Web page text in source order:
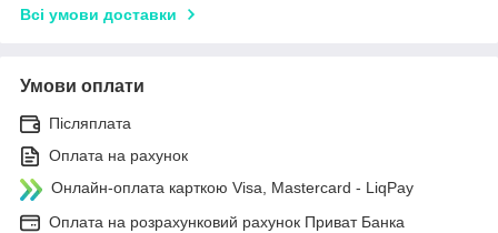
Всі умови доставки
Умови оплати
Післяплата
Оплата на рахунок
Онлайн-оплата карткою Visa, Mastercard - LiqPay
Оплата на розрахунковий рахунок Приват Банка